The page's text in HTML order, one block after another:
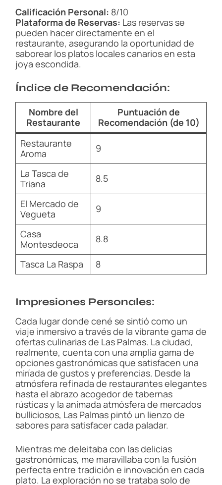
Calificación Personal: 8/10
Plataforma de Reservas: Las reservas se
pueden hacer directamente en el
restaurante, asegurando la oportunidad de
saborear los platos locales canarios en esta
joya escondida.
Índice de Recomendación:
Nombre del
Restaurante
Puntuación de
Recomendación (de 10)
Restaurante
Aroma
9
La Tasca de
Triana
8.5
El Mercado de
Vegueta
9
Casa
Montesdeoca
8.8
Tasca La Raspa 8
Impresiones Personales:
Cada lugar donde cené se sintió como un
viaje inmersivo a través de la vibrante gama de
ofertas culinarias de Las Palmas. La ciudad,
realmente, cuenta con una amplia gama de
opciones gastronómicas que satisfacen una
miríada de gustos y preferencias. Desde la
atmósfera refinada de restaurantes elegantes
hasta el abrazo acogedor de tabernas
rústicas y la animada atmósfera de mercados
bulliciosos, Las Palmas pintó un lienzo de
sabores para satisfacer cada paladar.
Mientras me deleitaba con las delicias
gastronómicas, me maravillaba con la fusión
perfecta entre tradición e innovación en cada
plato. La exploración no se trataba solo de